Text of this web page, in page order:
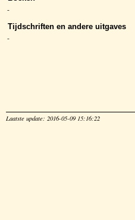
-
Tijdschriften en andere uitgaves
-
Laatste update: 2016-05-09 15:16:22